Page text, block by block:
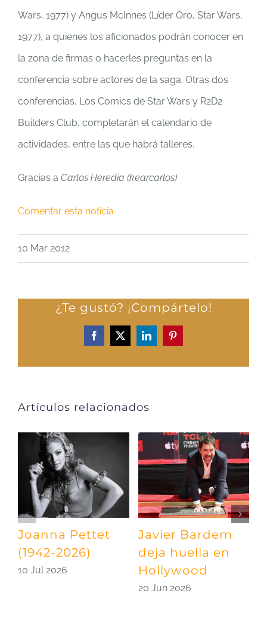
Wars, 1977) y Angus McInnes (Líder Oro, Star Wars,
1977), a quienes los aficionados podrán conocer en
la zona de firmas o hacerles preguntas en la
conferencia sobre actores de la saga. Otras dos
conferencias, Los Comics de Star Wars y R2D2
Builders Club, completarán el calendario de
actividades, entre las que habrá talleres.
Gracias a Carlos Heredia (kearcarlos)
Comentar esta noticia
10 Mar 2012
¿Te gustó? ¡Compártelo!
Facebook
X LinkedInPinterest
Artículos relacionados
Joanna Pettet
(1942-2026)
10 Jul 2026
Javier Bardem
deja huella en
Hollywood
20 Jun 2026